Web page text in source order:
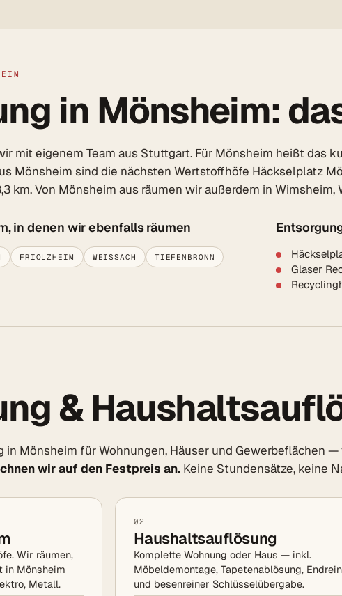
in Mönsheim:
mit eigenem Team aus Stuttgart. Für Mönsheim heißt das
Mönsheim sind die nächsten Wertstoffhöfe Häckselplatz
km. Von Mönsheim aus räumen wir außerdem in Wimsheim,
in denen wir ebenfalls räumen
FRIOLZHEIM WEISSACH TIEFENBRONN
Glaser
&
in Mönsheim für Wohnungen, Häuser und Gewerbeflächen
wir auf den Festpreis an. Keine Stundensätze, keine
Wir räumen,
in Mönsheim
Metall.
02
Haushaltsauflösung
Komplette Wohnung oder Haus — inkl.
Möbeldemontage, Tapetenablösung,
und besenreiner Schlüsselübergabe.